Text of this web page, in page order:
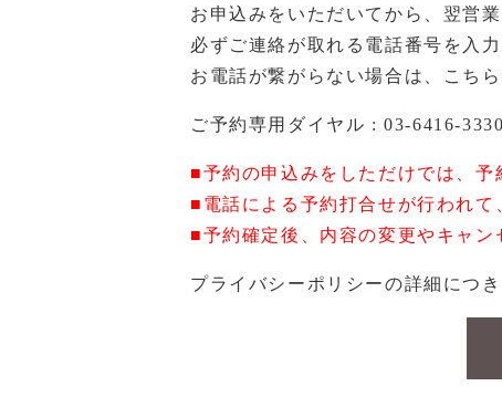
お申込みをいただいてから、翌営
必ずご連絡が取れる電話番号を入力
お電話が繋がらない場合は、こち
ご予約専用ダイヤル :03-6416-3330
■予約の申込みをしただけでは、予
■電話による予約打合せが行われて
■予約確定後、内容の変更やキャ
プライバシーポリシーの詳細につ